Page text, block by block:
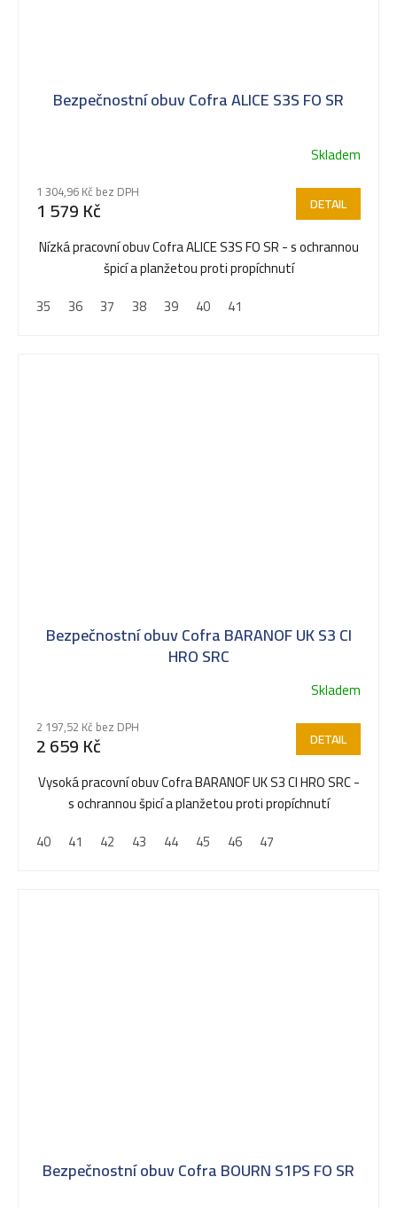
Bezpečnostní obuv Cofra ALICE S3S FO SR
Skladem
1 304,96 Kč bez DPH
1 579 Kč DETAIL
Nízká pracovní obuv Cofra ALICE S3S FO SR - s ochrannou
špicí a planžetou proti propíchnutí
35
36 37 38 39 40 41
Bezpečnostní obuv Cofra BARANOF UK S3 CI
HRO SRC
hodnocení
produktu
je
5,0
hvězdiček.
Skladem
2 197,52 Kč bez DPH
2 659 Kč DETAIL
Vysoká pracovní obuv Cofra BARANOF UK S3 CI HRO SRC -
s ochrannou špicí a planžetou proti propíchnutí
40
41 42 43 44 45 46 47
Bezpečnostní obuv Cofra BOURN S1PS FO SR